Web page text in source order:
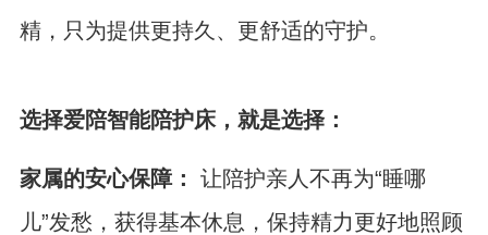
精，只为提供更持久、更舒适的守护。
选择爱陪智能陪护床，就是选择：
家属的安心保障： 让陪护亲人不再为“睡哪
儿”发愁，获得基本休息，保持精力更好地照顾